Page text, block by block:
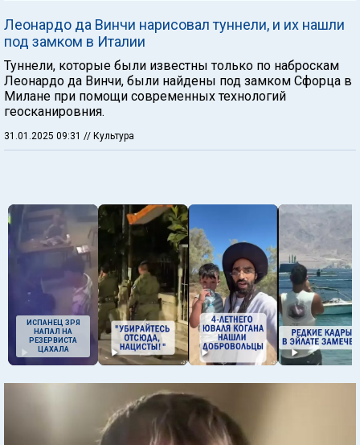
Леонардо да Винчи нарисовал туннели, и их нашли
под замком в Италии
Туннели, которые были известны только по наброскам
Леонардо да Винчи, были найдены под замком Сфорца в
Милане при помощи современных технологий
геосканировния.
31.01.2025 09:31 // Культура
ИСПАНЕЦ ЗРЯ
НАПАЛ НА
РЕЗЕРВИСТА
ЦАХАЛА